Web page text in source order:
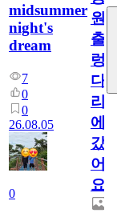
midsummer
night's
dream
7
0
0
26.08.05
0
원
출
렁
다
리
에
갔
어
요.